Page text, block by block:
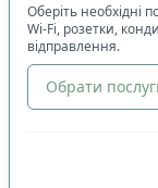
Оберіть необхідні
Wi-Fi, розетки,
відправлення.
Обрати